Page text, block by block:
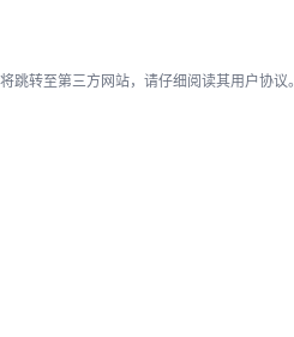
跳转至第三方网站，请仔细阅读其用户协议。